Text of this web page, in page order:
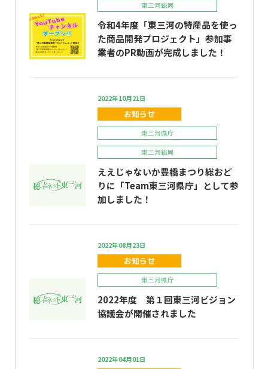
東三河総局
令和4年度「東三河の特産品を使っ
た商品開発プロジェクト」参加事
業者のPR動画が完成しました！
2022年10月21日
お知らせ
東三河県庁
東三河総局
ええじゃないか豊橋まつり総おど
りに「Team東三河県庁」として参
加しました！
2022年08月23日
お知らせ
東三河県庁
2022年度 第１回東三河ビジョン
協議会が開催されました
2022年04月01日